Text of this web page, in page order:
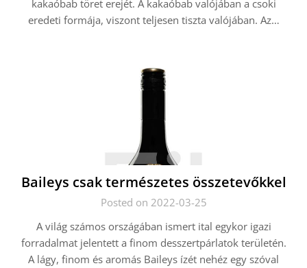
kakaóbab töret erejét. A kakaóbab valójában a csoki
eredeti formája, viszont teljesen tiszta valójában. Az…
Baileys csak természetes összetevőkkel
Posted on 2022-03-25
A világ számos országában ismert ital egykor igazi
forradalmat jelentett a finom desszertpárlatok területén.
A lágy, finom és aromás Baileys ízét nehéz egy szóval